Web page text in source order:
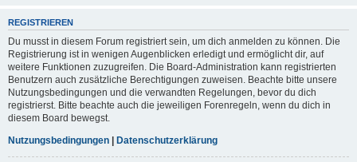
REGISTRIEREN
Du musst in diesem Forum registriert sein, um dich anmelden zu können. Die
Registrierung ist in wenigen Augenblicken erledigt und ermöglicht dir, auf
weitere Funktionen zuzugreifen. Die Board-Administration kann registrierten
Benutzern auch zusätzliche Berechtigungen zuweisen. Beachte bitte unsere
Nutzungsbedingungen und die verwandten Regelungen, bevor du dich
registrierst. Bitte beachte auch die jeweiligen Forenregeln, wenn du dich in
diesem Board bewegst.
Nutzungsbedingungen | Datenschutzerklärung